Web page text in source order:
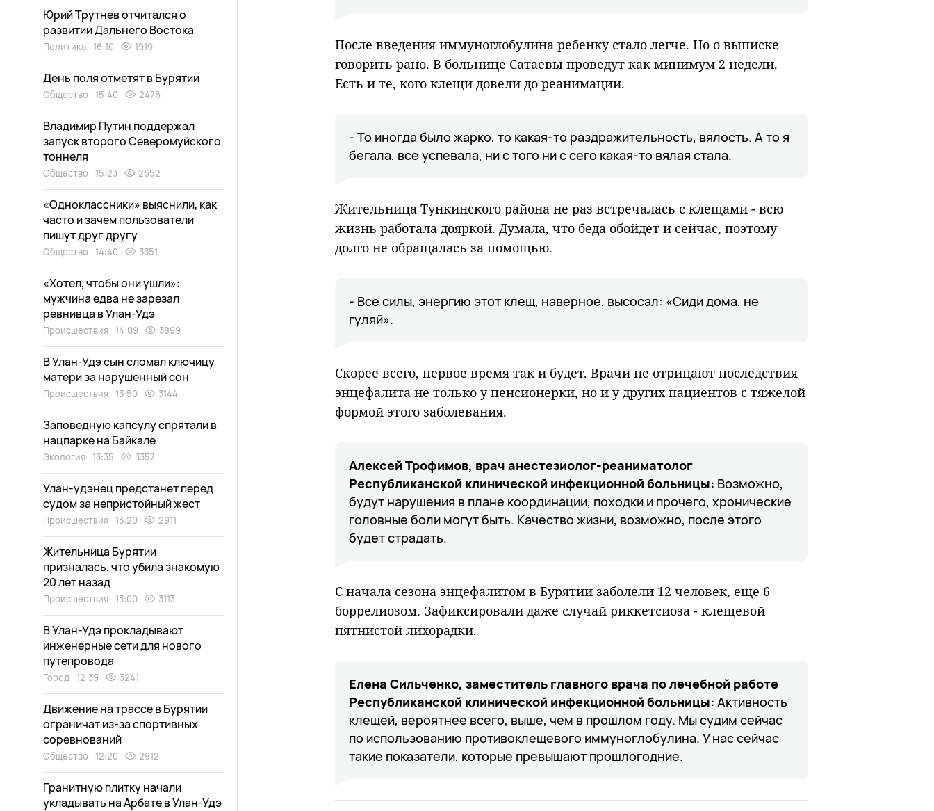
После введения иммуноглобулина ребенку стало легче. Но о выписке
говорить рано. В больнице Сатаевы проведут как минимум 2 недели.
Есть и те, кого клещи довели до реанимации.
- То иногда было жарко, то какая-то раздражительность, вялость. А то я
бегала, все успевала, ни с того ни с сего какая-то вялая стала.
Жительница Тункинского района не раз встречалась с клещами - всю
жизнь работала дояркой. Думала, что беда обойдет и сейчас, поэтому
долго не обращалась за помощью.
- Все силы, энергию этот клещ, наверное, высосал: «Сиди дома, не
гуляй».
Скорее всего, первое время так и будет. Врачи не отрицают последствия
энцефалита не только у пенсионерки, но и у других пациентов с тяжелой
формой этого заболевания.
Алексей Трофимов, врач анестезиолог-реаниматолог
Республиканской клинической инфекционной больницы: Возможно,
будут нарушения в плане координации, походки и прочего, хронические
головные боли могут быть. Качество жизни, возможно, после этого
будет страдать.
С начала сезона энцефалитом в Бурятии заболели 12 человек, еще 6
боррелиозом. Зафиксировали даже случай риккетсиоза - клещевой
пятнистой лихорадки.
Елена Сильченко, заместитель главного врача по лечебной работе
Республиканской клинической инфекционной больницы: Активность
клещей, вероятнее всего, выше, чем в прошлом году. Мы судим сейчас
по использованию противоклещевого иммуноглобулина. У нас сейчас
такие показатели, которые превышают прошлогодние.
Юрий Трутнев отчитался о
развитии Дальнего Востока
Политика 16:10 1919
День поля отметят в Бурятии
Общество 15:40 2476
Владимир Путин поддержал
запуск второго Северомуйского
тоннеля
Общество 15:23 2652
«Одноклассники» выяснили, как
часто и зачем пользователи
пишут друг другу
Общество 14:40 3351
«Хотел, чтобы они ушли»:
мужчина едва не зарезал
ревнивца в Улан-Удэ
Происшествия 14:09 3899
В Улан-Удэ сын сломал ключицу
матери за нарушенный сон
Происшествия 13:50 3144
Заповедную капсулу спрятали в
нацпарке на Байкале
Экология 13:35 3357
Улан-удэнец предстанет перед
судом за непристойный жест
Происшествия 13:20 2911
Жительница Бурятии
призналась, что убила знакомую
20 лет назад
Происшествия 13:00 3113
В Улан-Удэ прокладывают
инженерные сети для нового
путепровода
Город 12:39 3241
Движение на трассе в Бурятии
ограничат из-за спортивных
соревнований
Общество 12:20 2912
Гранитную плитку начали
укладывать на Арбате в Улан-Удэ